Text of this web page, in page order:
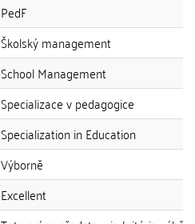
PedF
Školský management
School Management
Specializace v pedagogice
Specialization in Education
Výborně
Excellent